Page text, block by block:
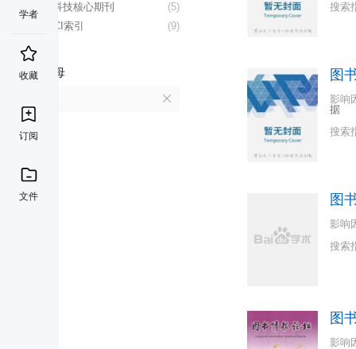
学者
收藏
订阅
文件
(5)
中国科技核心期刊
(9)
CSSCI索引
首字母
搜索
图
影响
据
搜索
图
影响
搜索
图
影响